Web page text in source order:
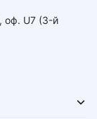
оф. U7 (3-й